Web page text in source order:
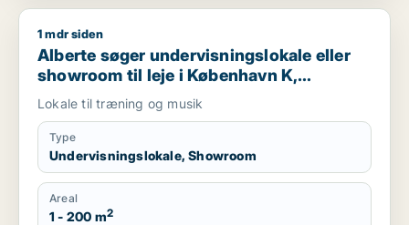
Alberte søger undervisningslokale eller showroom til leje i
1 mdr siden
Alberte søger undervisningslokale eller
showroom til leje i København K,
Vesterbro eller Frederiksberg m.fl.
Lokale til træning og musik
Type
Undervisningslokale, Showroom
Areal
1 - 200 m2